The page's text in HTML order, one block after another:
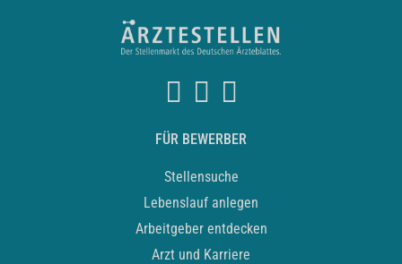
FÜR BEWERBER
Stellensuche
Lebenslauf anlegen
Arbeitgeber entdecken
Arzt und Karriere